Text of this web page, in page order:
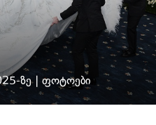
ზე | ფოტოები